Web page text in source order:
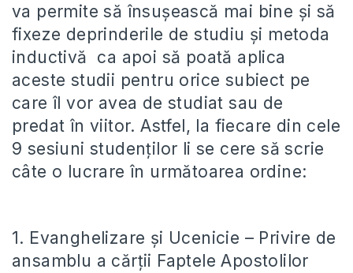
va permite să însușească mai bine și să
fixeze deprinderile de studiu și metoda
inductivă ca apoi să poată aplica
aceste studii pentru orice subiect pe
care îl vor avea de studiat sau de
predat în viitor. Astfel, la fiecare din cele
9 sesiuni studenților li se cere să scrie
câte o lucrare în următoarea ordine:
1. Evanghelizare și Ucenicie – Privire de
ansamblu a cărții Faptele Apostolilor